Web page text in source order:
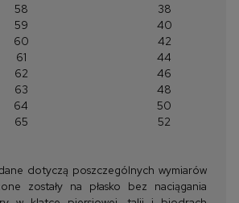
58
38
59
40
60
42
61
44
62
46
63
48
64
50
65 52
dotyczą poszczególnych wymiarów
zostały na płasko bez naciągania